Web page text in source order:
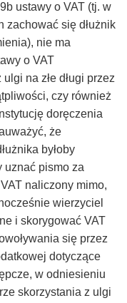
ustawy o VAT (tj. w
zachować się dłużnik
nie ma
o VAT
na złe długi przez
czy również
doręczenia
że
byłoby
uznać pismo za
naliczony mimo,
wierzyciel
i skorygować VAT
się przez
dotyczące
w odniesieniu
skorzystania z ulgi